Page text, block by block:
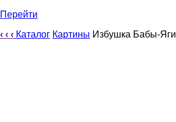
Перейти
‹ ‹ ‹ Каталог Картины Избушка Бабы-Яги